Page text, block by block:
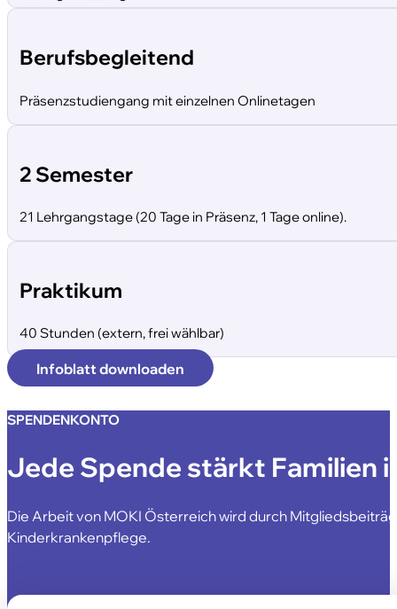
Berufsbegleitend
Präsenzstudiengang mit einzelnen Onlinetagen
2 Semester
21 Lehrgangstage (20 Tage in Präsenz, 1 Tage online).
Praktikum
40 Stunden (extern, frei wählbar)
Infoblatt downloaden
SPENDENKONTO
Jede Spende stärkt Familien
Die Arbeit von MOKI Österreich wird durch
Kinderkrankenpflege.